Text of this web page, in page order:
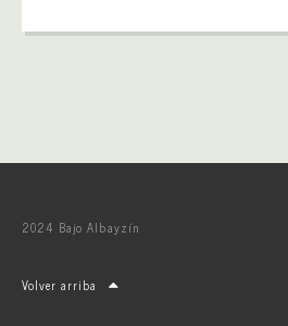
2024 Bajo Albayzín
Volver arriba